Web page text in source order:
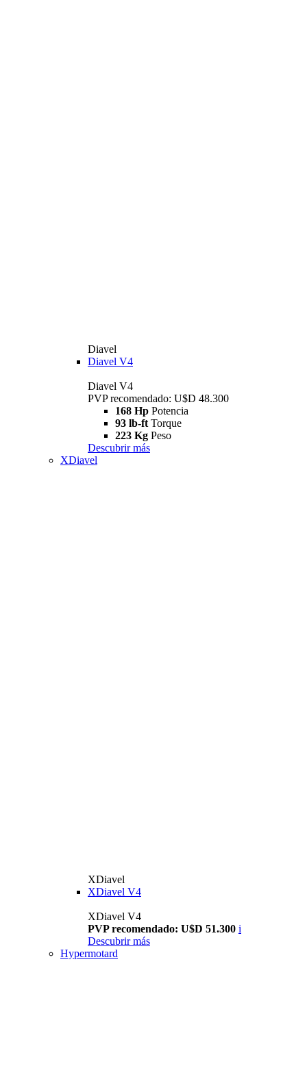
Diavel
Diavel V4
Diavel V4
PVP recomendado: U$D 48.300
168 Hp Potencia
93 lb-ft Torque
223 Kg Peso
Descubrir más
XDiavel
XDiavel
XDiavel V4
XDiavel V4
PVP recomendado: U$D 51.300 i
Descubrir más
Hypermotard